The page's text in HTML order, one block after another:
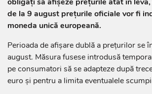
de la 9 august prețurile oficiale vor fi
moneda unică europeană.
Perioada de afișare dublă a prețurilor se
august. Măsura fusese introdusă
pe consumatori să se adapteze după
euro și pentru a limita eventualele